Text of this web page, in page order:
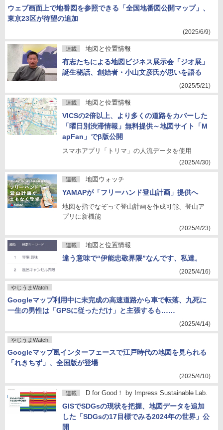
ウェブ画面上で地番図を参照できる「全国地番図公開マップ」、
東京23区が待望の追加
(2025/6/9)
連載 地図と位置情報
有志たちによる地図ビジネス展示会「ジオ展」
誕生秘話、創始者・小山文彦氏が思いを語る
(2025/5/21)
連載 地図と位置情報
VICSの2倍以上、より多くの道路をカバーした
「曜日別渋滞情報」無料提供～地図サイト「M
apFan」でβ版公開
スマホアプリ「トリマ」の人流データを使用
(2025/4/30)
連載 地図ウォッチ
YAMAPが「フリーハンド登山計画」提供へ
地図を指でなぞって登山計画を作成可能、登山ア
プリに新機能
(2025/4/23)
連載 地図と位置情報
違う意味で“伊能忠敬界隈”なんです、私達。
(2025/4/16)
やじうまWatch
Googleマップ利用中に未完成の高速道路から車で転落、九死に
一生の男性は「GPSに従っただけ」と主張するも……
(2025/4/14)
やじうまWatch
Googleマップ風インターフェースで江戸時代の地図を見られる
「れきちず」、全国版が登場
(2025/4/10)
連載 D for Good！ by Impress Sustainable Lab.
GISでSDGsの現状を把握、地図データを追加
した「SDGsの17目標でみる2024年の世界」公
開